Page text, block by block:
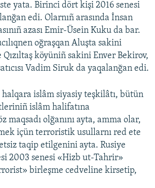
yata. Birinci dört kişi 2016 senesi
edi. Olarnıñ arasında İnsan
azası Emir-Üsein Kuku da bar.
oğraşqan Aluşta sakini
köyüniñ sakini Enver Bekirov,
Vadim Siruk da yaqalanğan edi.
islâm siyasiy teşkilâtı, bütün
islâm halifatına
maqsadı olğanını ayta, amma olar,
içün terroristik usullarnı red ete
taqip etilgenini ayta. Rusiye
2003 senesi «Hizb ut-Tahrir»
birleşme cedveline kirsetip,